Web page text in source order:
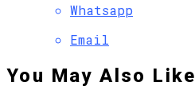
Whatsapp
Email
You May Also Like